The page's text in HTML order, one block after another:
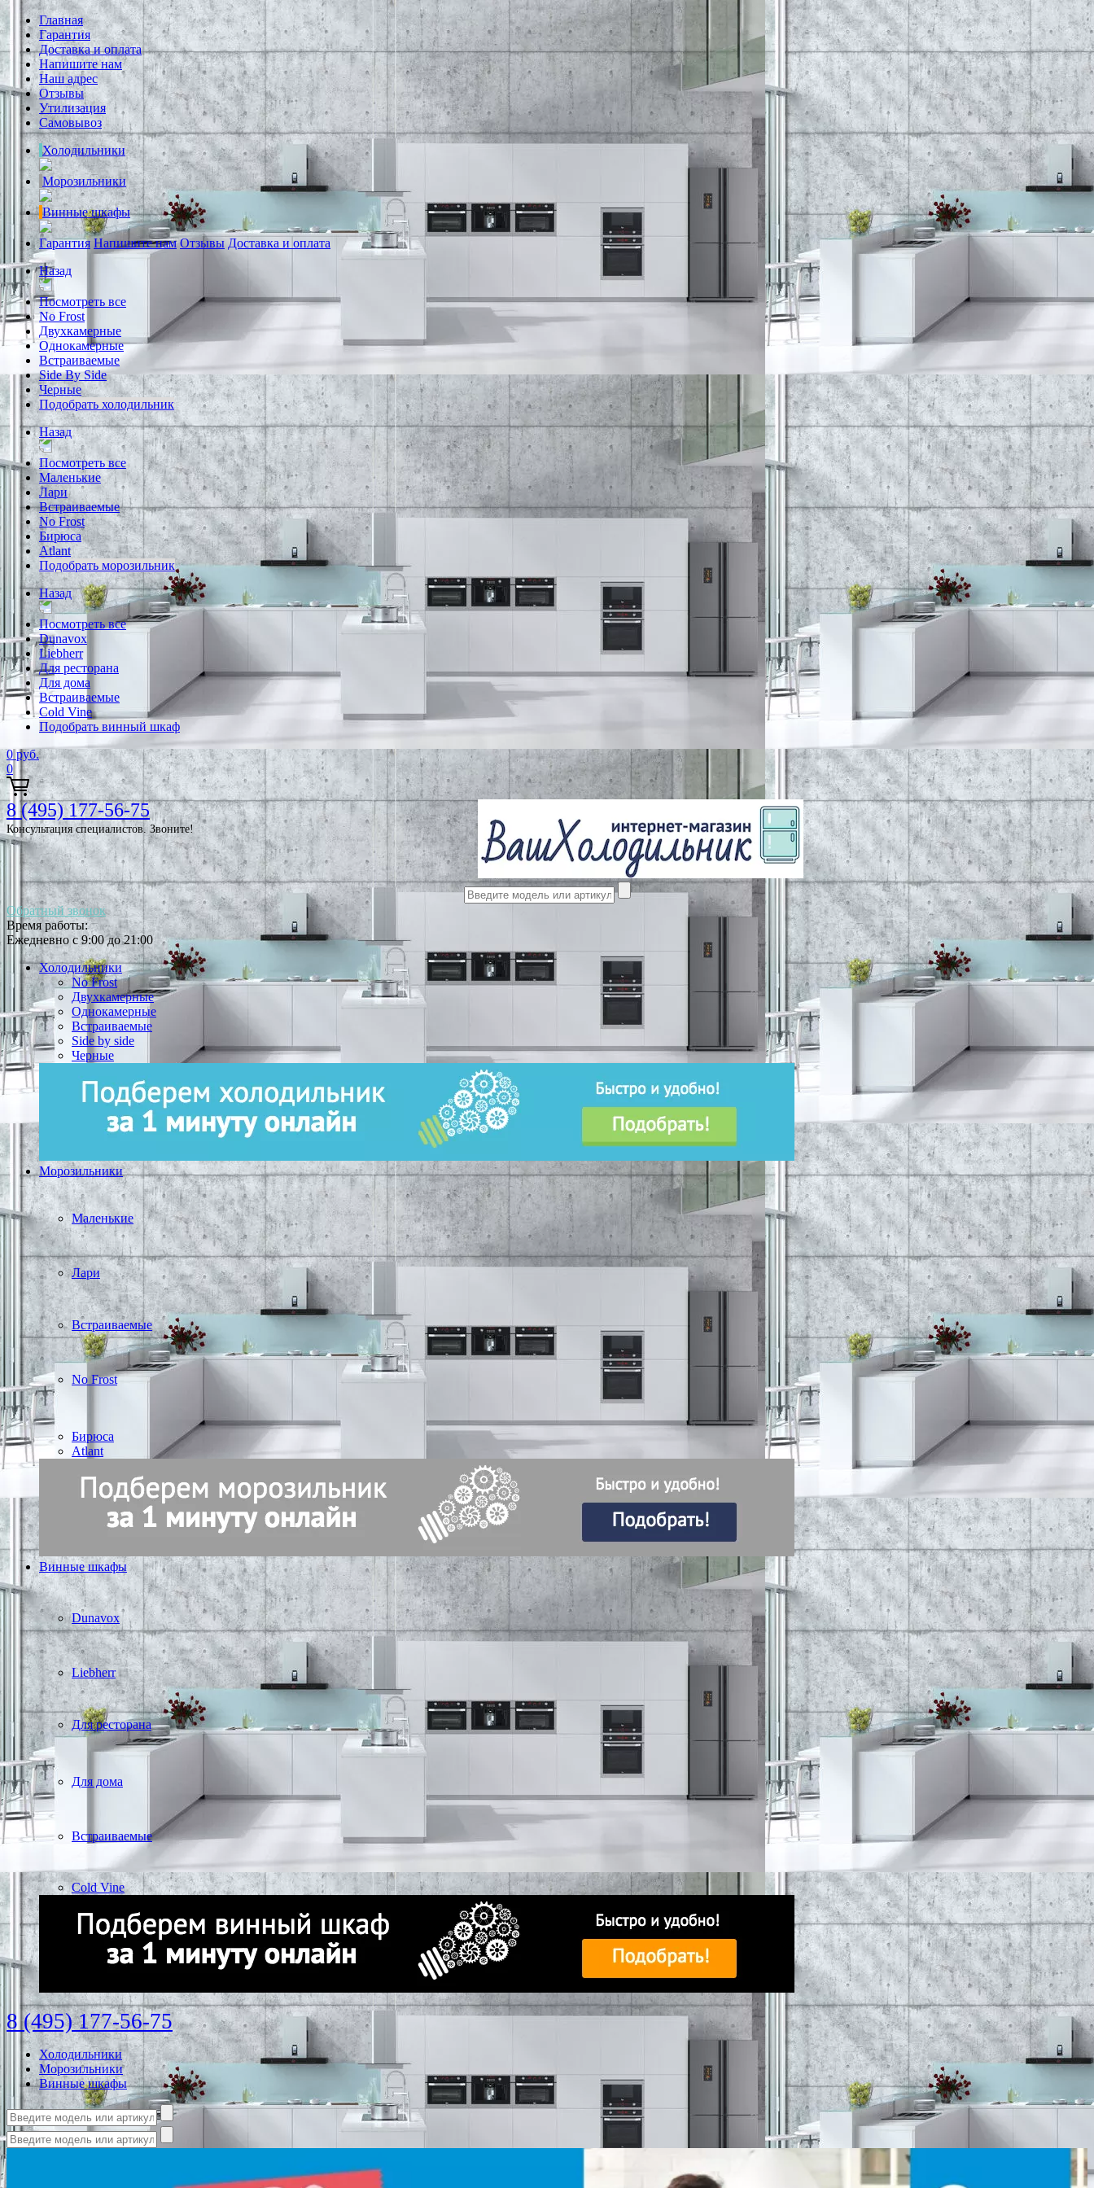
Главная
Гарантия
Доставка и оплата
Напишите нам
Наш адрес
Отзывы
Утилизация
Самовывоз
Холодильники
Морозильники
Винные шкафы
Гарантия Напишите нам Отзывы Доставка и оплата
Назад
Посмотреть все
No Frost
Двухкамерные
Однокамерные
Встраиваемые
Side By Side
Черные
Подобрать холодильник
Назад
Посмотреть все
Маленькие
Лари
Встраиваемые
No Frost
Бирюса
Atlant
Подобрать морозильник
Назад
Посмотреть все
Dunavox
Liebherr
Для ресторана
Для дома
Встраиваемые
Cold Vine
Подобрать винный шкаф
0 руб.
0
8 (495) 177-56-75
Консультация специалистов. Звоните!
Обратный звонок
Время работы:
Ежедневно с 9:00 до 21:00
Холодильники
No Frost
Двухкамерные
Однокамерные
Встраиваемые
Side by side
Черные
Морозильники
Маленькие
Лари
Встраиваемые
No Frost
Бирюса
Atlant
Винные шкафы
Dunavox
Liebherr
Для ресторана
Для дома
Встраиваемые
Cold Vine
8 (495) 177-56-75
Холодильники
Морозильники
Винные шкафы